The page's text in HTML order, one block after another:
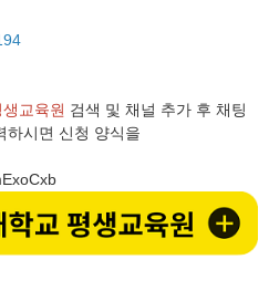
교육원 검색 및 채널 추가 후 채팅
하시면 신청 양식을